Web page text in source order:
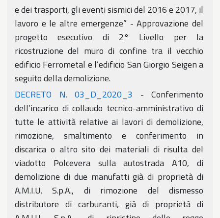
e dei trasporti, gli eventi sismici del 2016 e 2017, il
lavoro e le altre emergenze” - Approvazione del
progetto esecutivo di 2° Livello per la
ricostruzione del muro di confine tra il vecchio
edificio Ferrometal e l’edificio San Giorgio Seigen a
seguito della demolizione.
DECRETO N. 03_D_2020_3 - Conferimento
dell’incarico di collaudo tecnico-amministrativo di
tutte le attività relative ai lavori di demolizione,
rimozione, smaltimento e conferimento in
discarica o altro sito dei materiali di risulta del
viadotto Polcevera sulla autostrada A10, di
demolizione di due manufatti già di proprietà di
A.M.I.U. S.p.A., di rimozione del dismesso
distributore di carburanti, già di proprietà di